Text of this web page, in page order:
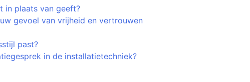
in plaats van geeft?
gevoel van vrijheid en vertrouwen
past?
in de installatietechniek?